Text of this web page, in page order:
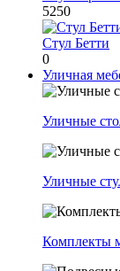
5250
Стул Бетти
0
Уличная
Уличные
Уличные
Комплекты